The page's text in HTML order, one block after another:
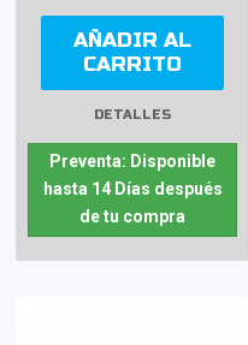
AÑADIR AL
CARRITO
DETALLES
Preventa: Disponible
hasta 14 Días después
de tu compra